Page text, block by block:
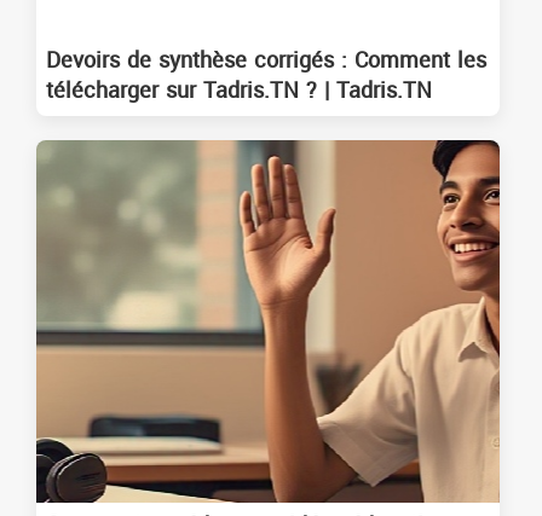
Devoirs de synthèse corrigés : Comment les
télécharger sur Tadris.TN ? | Tadris.TN